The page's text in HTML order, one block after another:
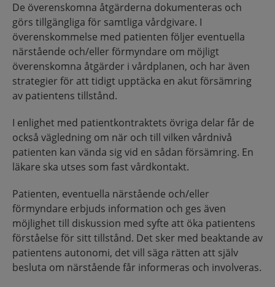
De överenskomna åtgärderna dokumenteras och
görs tillgängliga för samtliga vårdgivare. I
överenskommelse med patienten följer eventuella
närstående och/eller förmyndare om möjligt
överenskomna åtgärder i vårdplanen, och har även
strategier för att tidigt upptäcka en akut försämring
av patientens tillstånd.
I enlighet med patientkontraktets övriga delar får de
också vägledning om när och till vilken vårdnivå
patienten kan vända sig vid en sådan försämring. En
läkare ska utses som fast vårdkontakt.
Patienten, eventuella närstående och/eller
förmyndare erbjuds information och ges även
möjlighet till diskussion med syfte att öka patientens
förståelse för sitt tillstånd. Det sker med beaktande av
patientens autonomi, det vill säga rätten att själv
besluta om närstående får informeras och involveras.